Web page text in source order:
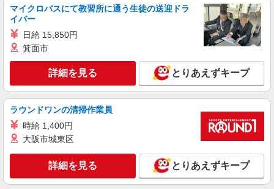
8月開始★［勝田×OA事務］時給1350円★未経
験OK⇒給与計算にチャレンジ！
茨城県ひたちなか市／最寄駅：勝田駅、工機前
己負担となります
キープ 詳細を見る
派遣社員
パーソルテンプスタッフ株式会社 東関東コーディネートセンター
（水戸）/26-0616785
ー内事務★時給1450円
時給1450円〜1500円（経験・能力による） 経
マイクロバスにて教習所に通う生徒の送迎ドラ
イバー
日給 15,850円
箕面市
詳細を見る とりあえずキープ
ラウンドワンの清掃作業員
時給 1,400円
大阪市城東区
詳細を見る とりあえずキープ